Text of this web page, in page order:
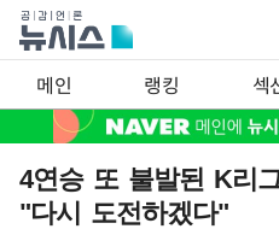
메인 랭킹 섹
4연승 또 불발된 K리
"다시 도전하겠다"